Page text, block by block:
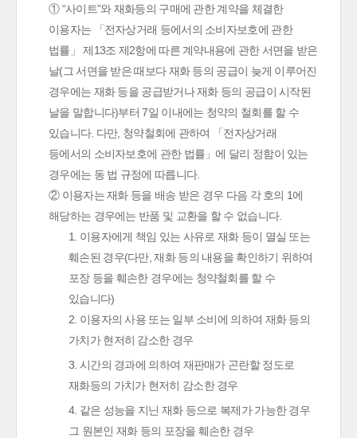
① “사이트”와 재화등의 구매에 관한 계약을 체결한
이용자는 「전자상거래 등에서의 소비자보호에 관한
법률」 제13조 제2항에 따른 계약내용에 관한 서면을 받은
날(그 서면을 받은 때보다 재화 등의 공급이 늦게 이루어진
경우에는 재화 등을 공급받거나 재화 등의 공급이 시작된
날을 말합니다)부터 7일 이내에는 청약의 철회를 할 수
있습니다. 다만, 청약철회에 관하여 「전자상거래
등에서의 소비자보호에 관한 법률」에 달리 정함이 있는
경우에는 동 법 규정에 따릅니다.
② 이용자는 재화 등을 배송 받은 경우 다음 각 호의 1에
해당하는 경우에는 반품 및 교환을 할 수 없습니다.
1. 이용자에게 책임 있는 사유로 재화 등이 멸실 또는
훼손된 경우(다만, 재화 등의 내용을 확인하기 위하여
포장 등을 훼손한 경우에는 청약철회를 할 수
있습니다)
2. 이용자의 사용 또는 일부 소비에 의하여 재화 등의
가치가 현저히 감소한 경우
3. 시간의 경과에 의하여 재판매가 곤란할 정도로
재화등의 가치가 현저히 감소한 경우
4. 같은 성능을 지닌 재화 등으로 복제가 가능한 경우
그 원본인 재화 등의 포장을 훼손한 경우